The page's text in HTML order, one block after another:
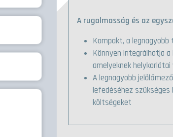
A rugalmasság és az
Kompakt, a
Könnyen integrálhatja
amelyeknek helykorlátai
A legnagyobb
lefedéséhez
költségeket